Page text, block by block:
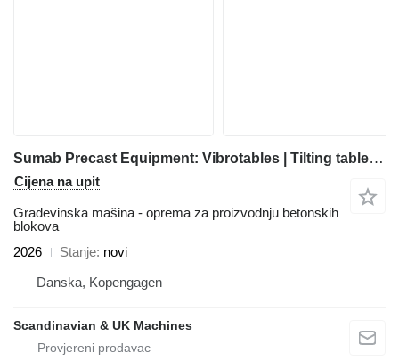
Sumab Precast Equipment: Vibrotables | Tilting tables | Prefabricated
Cijena na upit
Građevinska mašina - oprema za proizvodnju betonskih
blokova
2026
Stanje novi
Danska, Kopengagen
Scandinavian & UK Machines